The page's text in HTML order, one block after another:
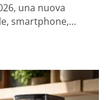
una nuova
smartphone,…